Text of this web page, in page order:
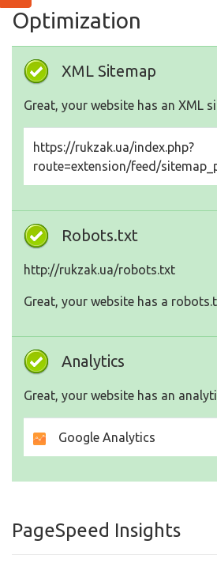
Optimization
XML Sitemap
Great, your website has an XML
https://rukzak.ua/index.php?
route=extension/feed/
Robots.txt
http://rukzak.ua/robots.txt
Great, your website has a
Analytics
Great, your website has an
Google Analytics
PageSpeed Insights